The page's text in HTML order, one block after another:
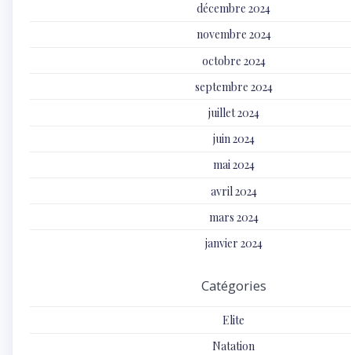
décembre 2024
novembre 2024
octobre 2024
septembre 2024
juillet 2024
juin 2024
mai 2024
avril 2024
mars 2024
janvier 2024
Catégories
Elite
Natation